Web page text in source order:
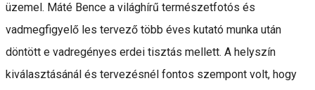
üzemel. Máté Bence a világhírű természetfotós és
vadmegfigyelő les tervező több éves kutató munka után
döntött e vadregényes erdei tisztás mellett. A helyszín
kiválasztásánál és tervezésnél fontos szempont volt, hogy